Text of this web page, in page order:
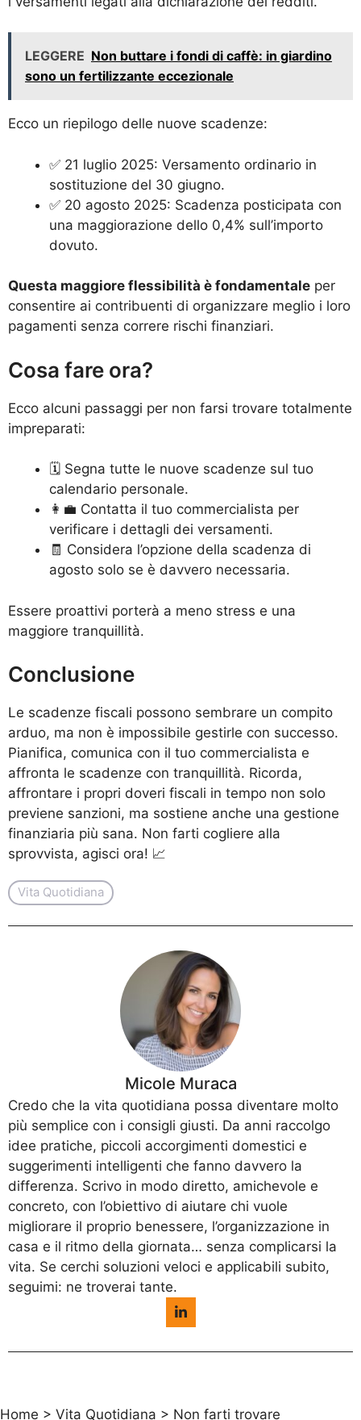
LEGGERE Non buttare i fondi di caffè: in giardino
sono un fertilizzante eccezionale
Ecco un riepilogo delle nuove scadenze:
✅ 21 luglio 2025: Versamento ordinario in
sostituzione del 30 giugno.
✅ 20 agosto 2025: Scadenza posticipata con
una maggiorazione dello 0,4% sull’importo
dovuto.
Questa maggiore flessibilità è fondamentale per
consentire ai contribuenti di organizzare meglio i loro
pagamenti senza correre rischi finanziari.
Cosa fare ora?
Ecco alcuni passaggi per non farsi trovare totalmente
impreparati:
🗓️ Segna tutte le nuove scadenze sul tuo
calendario personale.
👩‍💼 Contatta il tuo commercialista per
verificare i dettagli dei versamenti.
🧾 Considera l’opzione della scadenza di
agosto solo se è davvero necessaria.
Essere proattivi porterà a meno stress e una
maggiore tranquillità.
Conclusione
Le scadenze fiscali possono sembrare un compito
arduo, ma non è impossibile gestirle con successo.
Pianifica, comunica con il tuo commercialista e
affronta le scadenze con tranquillità. Ricorda,
affrontare i propri doveri fiscali in tempo non solo
previene sanzioni, ma sostiene anche una gestione
finanziaria più sana. Non farti cogliere alla
sprovvista, agisci ora! 📈
Vita Quotidiana
Micole Muraca
Credo che la vita quotidiana possa diventare molto
più semplice con i consigli giusti. Da anni raccolgo
idee pratiche, piccoli accorgimenti domestici e
suggerimenti intelligenti che fanno davvero la
differenza. Scrivo in modo diretto, amichevole e
concreto, con l’obiettivo di aiutare chi vuole
migliorare il proprio benessere, l’organizzazione in
casa e il ritmo della giornata… senza complicarsi la
vita. Se cerchi soluzioni veloci e applicabili subito,
seguimi: ne troverai tante.
Home > Vita Quotidiana > Non farti trovare